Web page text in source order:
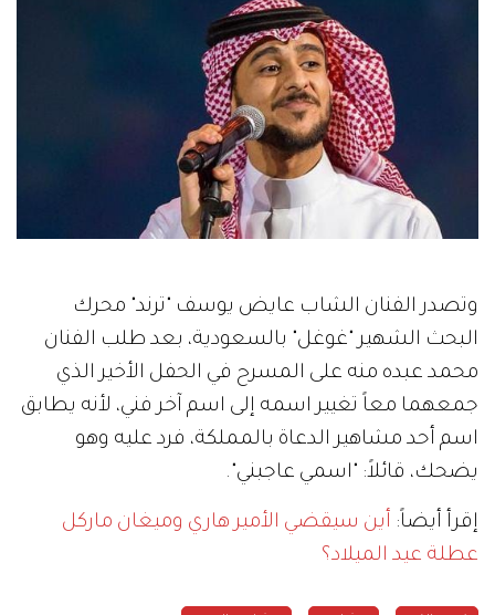
وتصدر الفنان الشاب عايض يوسف "ترند" محرك
البحث الشهير "غوغل" بالسعودية، بعد طلب الفنان
محمد عبده منه على المسرح في الحفل الأخير الذي
جمعهما معاً تغيير اسمه إلى اسم آخر فني، لأنه يطابق
اسم أحد مشاهير الدعاة بالمملكة، فرد عليه وهو
يضحك، قائلاً: "اسمي عاجبني".
إقرأ أيضاً: أين سيقضي الأمير هاري وميغان ماركل
عطلة عيد الميلاد؟